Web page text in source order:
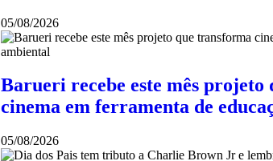
05/08/2026
Barueri recebe este mês projeto
cinema em ferramenta de
05/08/2026